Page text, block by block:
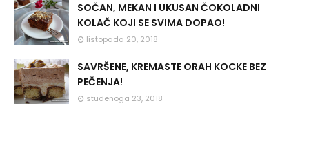
SOČAN, MEKAN I UKUSAN ČOKOLADNI
KOLAČ KOJI SE SVIMA DOPAO!
listopada 20, 2018
SAVRŠENE, KREMASTE ORAH KOCKE BEZ
PEČENJA!
studenoga 23, 2018